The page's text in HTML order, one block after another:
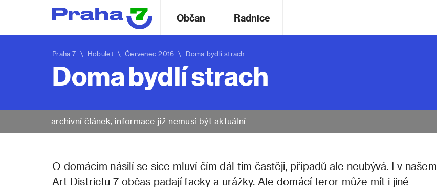
Občan Radnice
Praha 7 \ Hobulet \ Červenec 2016 \ Doma bydlí strach
Doma bydlí strach
archivní článek, informace již nemusí být aktuální
O domácím násilí se sice mluví čím dál tím častěji, případů ale neubývá. I v našem
Art Districtu 7 občas padají facky a urážky. Ale domácí teror může mít i jiné